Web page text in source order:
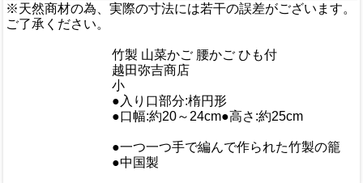
※天然商材の為、実際の寸法には若干の誤差がございます。
ご了承ください。
竹製 山菜かご 腰かご ひも付
越田弥吉商店
小
●入り口部分:楕円形
●口幅:約20～24cm●高さ:約25cm
●一つ一つ手で編んで作られた竹製の籠
●中国製